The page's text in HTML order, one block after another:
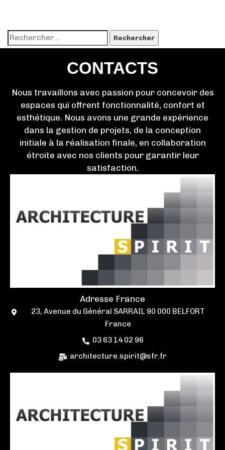
CONTACTS
Nous travaillons avec passion pour concevoir des
espaces qui offrent fonctionnalité, confort et
esthétique. Nous avons une grande expérience
dans la gestion de projets, de la conception
initiale à la réalisation finale, en collaboration
étroite avec nos clients pour garantir leur
satisfaction.
Adresse France
23, Avenue du Général SARRAIL 90 000 BELFORT
France
03 63 14 02 96
architecture.spirit@sfr.fr